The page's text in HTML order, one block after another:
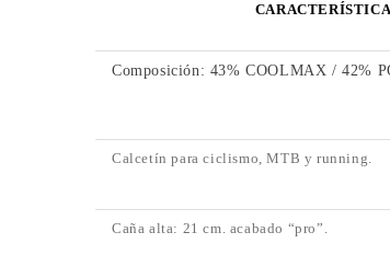
Composición: 43% COOLMAX / 42%
Calcetín para ciclismo, MTB y running.
Caña alta: 21 cm. acabado “pro”.